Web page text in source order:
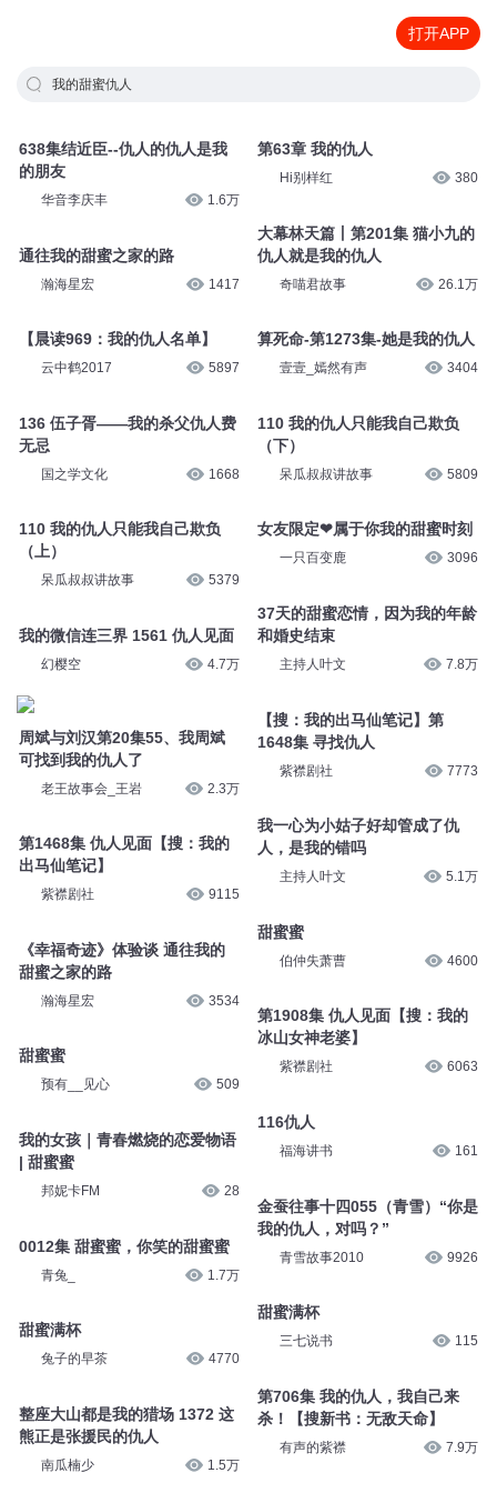
打开APP
我的甜蜜仇人
638集结近臣--仇人的仇人是我
的朋友
华音李庆丰 1.6万
通往我的甜蜜之家的路
瀚海星宏 1417
【晨读969：我的仇人名单】
云中鹤2017 5897
136 伍子胥——我的杀父仇人费
无忌
国之学文化 1668
110 我的仇人只能我自己欺负
（上）
呆瓜叔叔讲故事 5379
我的微信连三界 1561 仇人见面
幻樱空 4.7万
周斌与刘汉第20集55、我周斌
可找到我的仇人了
老王故事会_王岩 2.3万
第1468集 仇人见面【搜：我的
出马仙笔记】
紫襟剧社 9115
《幸福奇迹》体验谈 通往我的
甜蜜之家的路
瀚海星宏 3534
甜蜜蜜
预有__见心 509
我的女孩｜青春燃烧的恋爱物语
| 甜蜜蜜
邦妮卡FM 28
0012集 甜蜜蜜，你笑的甜蜜蜜
青兔_ 1.7万
甜蜜满杯
兔子的早茶 4770
整座大山都是我的猎场 1372 这
熊正是张援民的仇人
南瓜楠少 1.5万
第63章 我的仇人
Hi别样红 380
大幕林天篇丨第201集 猫小九的
仇人就是我的仇人
奇喵君故事 26.1万
算死命-第1273集-她是我的仇人
壹壹_嫣然有声 3404
110 我的仇人只能我自己欺负
（下）
呆瓜叔叔讲故事 5809
女友限定❤属于你我的甜蜜时刻
一只百变鹿 3096
37天的甜蜜恋情，因为我的年龄
和婚史结束
主持人叶文 7.8万
【搜：我的出马仙笔记】第
1648集 寻找仇人
紫襟剧社 7773
我一心为小姑子好却管成了仇
人，是我的错吗
主持人叶文 5.1万
甜蜜蜜
伯仲失萧曹 4600
第1908集 仇人见面【搜：我的
冰山女神老婆】
紫襟剧社 6063
116仇人
福海讲书 161
金蚕往事十四055（青雪）“你是
我的仇人，对吗？”
青雪故事2010 9926
甜蜜满杯
三七说书 115
第706集 我的仇人，我自己来
杀！【搜新书：无敌天命】
有声的紫襟 7.9万